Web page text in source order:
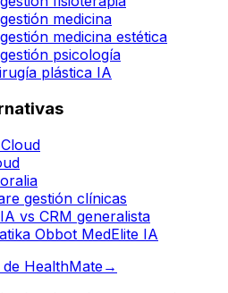
medicina
medicina estética
psicología
plástica IA
gestión clínicas
vs CRM generalista
Obbot MedElite IA
HealthMate→